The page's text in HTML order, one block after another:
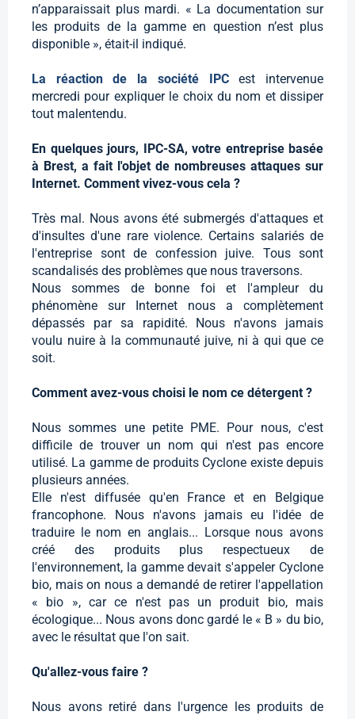
n’apparaissait plus mardi. « La documentation sur
les produits de la gamme en question n’est plus
disponible », était-il indiqué.
La réaction de la société IPCest intervenue
mercredi pour expliquer le choix du nom et dissiper
tout malentendu.
En quelques jours, IPC-SA, votre entreprise basée
à Brest, a fait l'objet de nombreuses attaques sur
Internet. Comment vivez-vous cela ?
Très mal. Nous avons été submergés d'attaques et
d'insultes d'une rare violence. Certains salariés de
l'entreprise sont de confession juive. Tous sont
scandalisés des problèmes que nous traversons.
Nous sommes de bonne foi et l'ampleur du
phénomène sur Internet nous a complètement
dépassés par sa rapidité. Nous n'avons jamais
voulu nuire à la communauté juive, ni à qui que ce
soit.
Comment avez-vous choisi le nom ce détergent ?
Nous sommes une petite PME. Pour nous, c'est
difficile de trouver un nom qui n'est pas encore
utilisé. La gamme de produits Cyclone existe depuis
plusieurs années.
Elle n'est diffusée qu'en France et en Belgique
francophone. Nous n'avons jamais eu l'idée de
traduire le nom en anglais... Lorsque nous avons
créé des produits plus respectueux de
l'environnement, la gamme devait s'appeler Cyclone
bio, mais on nous a demandé de retirer l'appellation
« bio », car ce n'est pas un produit bio, mais
écologique... Nous avons donc gardé le « B » du bio,
avec le résultat que l'on sait.
Qu'allez-vous faire ?
Nous avons retiré dans l'urgence les produits de